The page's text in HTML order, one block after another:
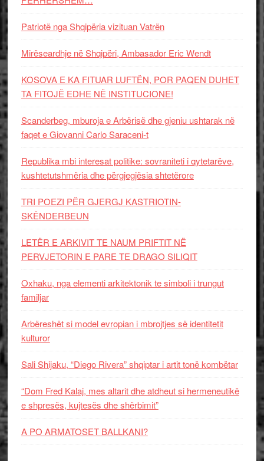
Patriotë nga Shqipëria vizituan Vatrën
Mirëseardhje në Shqipëri, Ambasador Eric Wendt
KOSOVA E KA FITUAR LUFTËN, POR PAQEN DUHET
TA FITOJË EDHE NË INSTITUCIONE!
Scanderbeg, mburoja e Arbërisë dhe gjeniu ushtarak në
faqet e Giovanni Carlo Saraceni-t
Republika mbi interesat politike: sovraniteti i qytetarëve,
kushtetutshmëria dhe përgjegjësia shtetërore
TRI POEZI PËR GJERGJ KASTRIOTIN-
SKËNDERBEUN
LETËR E ARKIVIT TE NAUM PRIFTIT NË
PERVJETORIN E PARE TE DRAGO SILIQIT
Oxhaku, nga elementi arkitektonik te simboli i trungut
familjar
Arbëreshët si model evropian i mbrojtjes së identitetit
kulturor
Sali Shijaku, “Diego Rivera” shqiptar i artit tonë kombëtar
“Dom Fred Kalaj, mes altarit dhe atdheut si hermeneutikë
e shpresës, kujtesës dhe shërbimit”
A PO ARMATOSET BALLKANI?